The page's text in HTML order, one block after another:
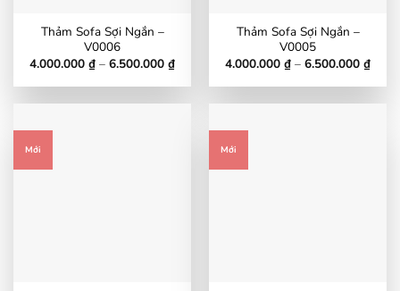
Thảm Sofa Sợi Ngắn –
V0006
4.000.000 ₫ – 6.500.000 ₫Khoảng
từ
đến
Thảm Sofa Sợi Ngắn –
V0005
4.000.000 ₫ – 6.500.000 ₫
từ
đến
Mới Mới